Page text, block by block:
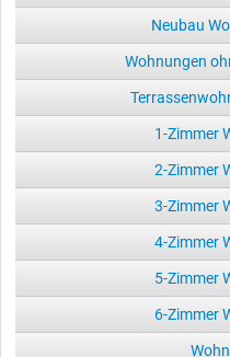
Neubau
Wohnungen
1-Zimmer
2-Zimmer
3-Zimmer
4-Zimmer
5-Zimmer
6-Zimmer